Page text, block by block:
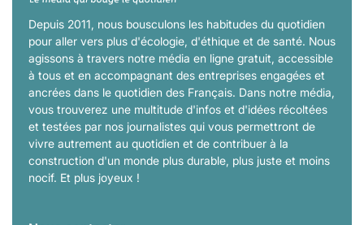
Depuis 2011, nous bousculons les habitudes du quotidien
pour aller vers plus d'écologie, d'éthique et de santé. Nous
agissons à travers notre média en ligne gratuit, accessible
à tous et en accompagnant des entreprises engagées et
ancrées dans le quotidien des Français. Dans notre média,
vous trouverez une multitude d'infos et d'idées récoltées
et testées par nos journalistes qui vous permettront de
vivre autrement au quotidien et de contribuer à la
construction d'un monde plus durable, plus juste et moins
nocif. Et plus joyeux !